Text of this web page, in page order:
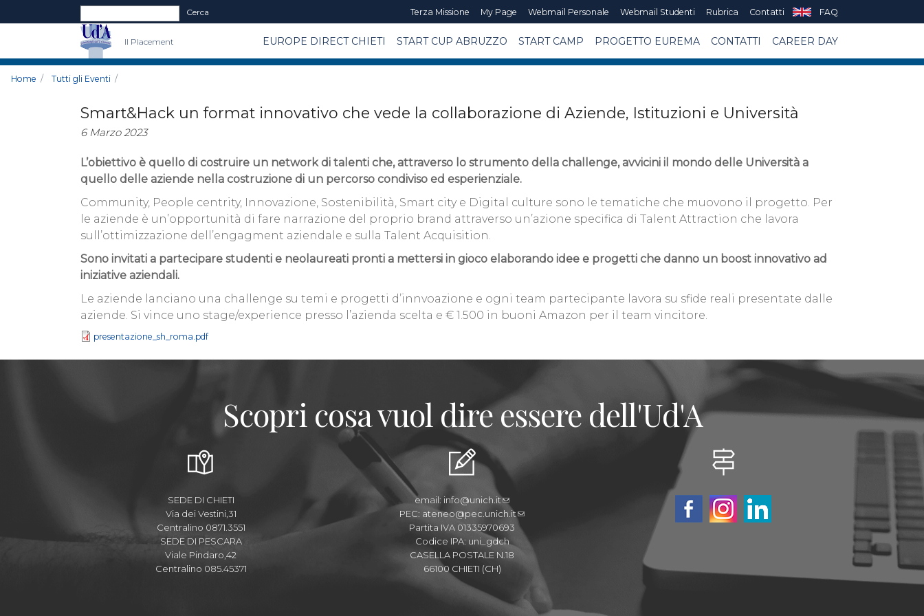
Form di ricerca
Cerca Terza Missione My Page Webmail Personale Webmail Studenti Rubrica Contatti FAQ
Il Placement EUROPE DIRECT CHIETI START CUP ABRUZZO START CAMP PROGETTO EUREMA CONTATTI CAREER DAY
Home Tutti gli Eventi
Smart&Hack un format innovativo che vede la collaborazione di Aziende, Istituzioni e Università
6 Marzo 2023
L’obiettivo è quello di costruire un network di talenti che, attraverso lo strumento della challenge, avvicini il mondo delle Università a
quello delle aziende nella costruzione di un percorso condiviso ed esperienziale.
Community, People centrity, Innovazione, Sostenibilità, Smart city e Digital culture sono le tematiche che muovono il progetto. Per
le aziende è un’opportunità di fare narrazione del proprio brand attraverso un’azione specifica di Talent Attraction che lavora
sull’ottimizzazione dell’engagment aziendale e sulla Talent Acquisition.
Sono invitati a partecipare studenti e neolaureati pronti a mettersi in gioco elaborando idee e progetti che danno un boost innovativo ad
iniziative aziendali.
Le aziende lanciano una challenge su temi e progetti d’innvoazione e ogni team partecipante lavora su sfide reali presentate dalle
aziende. Si vince uno stage/experience presso l’azienda scelta e € 1.500 in buoni Amazon per il team vincitore.
presentazione_sh_roma.pdf
Scopri cosa vuol dire essere dell'Ud'A
SEDE DI CHIETI
Via dei Vestini,31
Centralino 0871.3551
SEDE DI PESCARA
Viale Pindaro,42
Centralino 085.45371
email: info@unich.it
PEC: ateneo@pec.unich.it
Partita IVA 01335970693
Codice IPA: uni_gdch
CASELLA POSTALE N.18
66100 CHIETI (CH)